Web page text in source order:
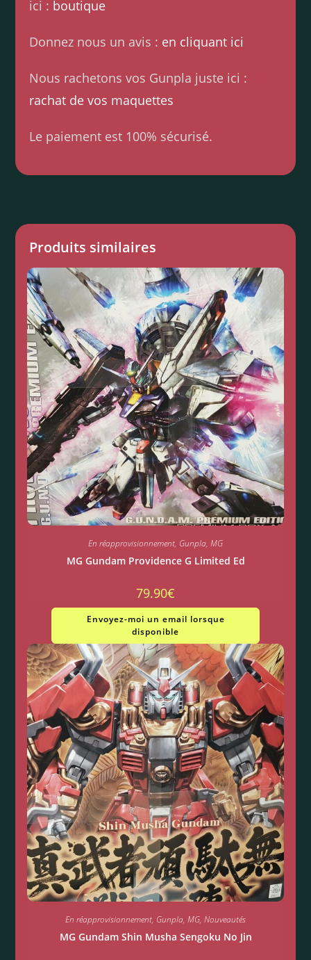
ici : boutique
Donnez nous un avis : en cliquant ici
Nous rachetons vos Gunpla juste ici :
rachat de vos maquettes
Le paiement est 100% sécurisé.
Produits similaires
En réapprovisionnement, Gunpla, MG
MG Gundam Providence G Limited Ed
79.90€
Envoyez-moi un email lorsque
disponible
En réapprovisionnement, Gunpla, MG, Nouveautés
MG Gundam Shin Musha Sengoku No Jin